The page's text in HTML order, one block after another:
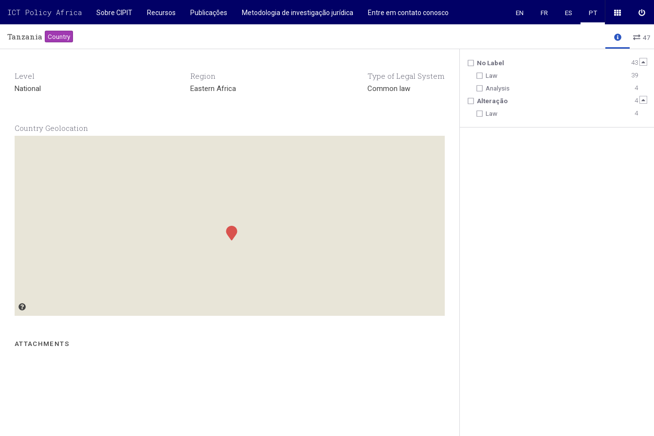
ICT Policy Africa Sobre CIPIT Recursos Publicações Metodologia de investigação jurídica Entre em contato conosco EN FR ES PT
Tanzania Country 47
Level
National
Region
Eastern Africa
Type of Legal System
Common law
Country Geolocation
ATTACHMENTS
No Label
43
Law
39
Analysis
4
Alteração
4
Law
4